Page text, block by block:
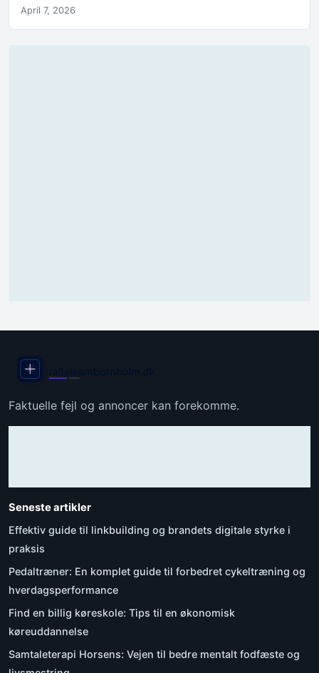
April 7, 2026
Faktuelle fejl og annoncer kan forekomme.
Seneste artikler
Effektiv guide til linkbuilding og brandets digitale styrke i
praksis
Pedaltræner: En komplet guide til forbedret cykeltræning og
hverdagsperformance
Find en billig køreskole: Tips til en økonomisk
køreuddannelse
Samtaleterapi Horsens: Vejen til bedre mentalt fodfæste og